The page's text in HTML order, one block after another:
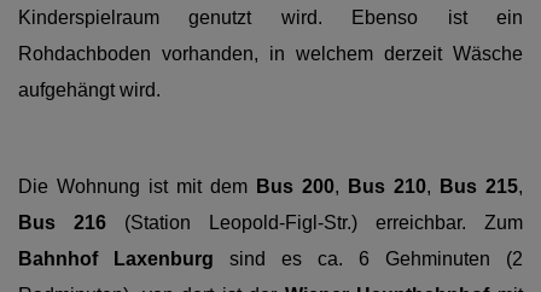
Kinderspielraum genutzt wird. Ebenso ist ein
Rohdachboden vorhanden, in welchem derzeit Wäsche
aufgehängt wird.
Die Wohnung ist mit dem Bus 200, Bus 210, Bus 215,
Bus 216 (Station Leopold-Figl-Str.) erreichbar. Zum
Bahnhof Laxenburg sind es ca. 6 Gehminuten (2